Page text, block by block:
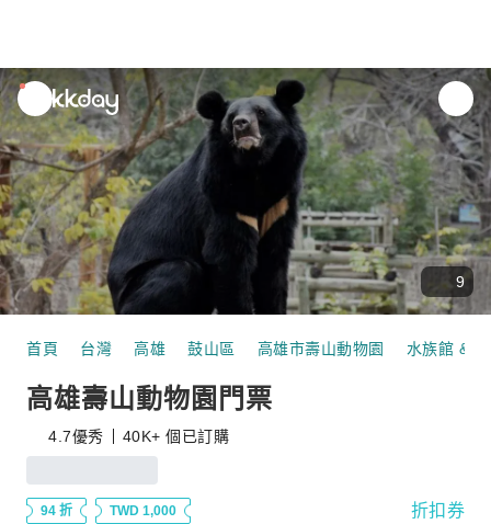
unread
notifications
9
首頁 台灣 高雄 鼓山區 高雄市壽山動物園 水族館 &
高雄壽山動物園門票
4.7優秀 40K+ 個已訂購
94 折 TWD 1,000 折扣券